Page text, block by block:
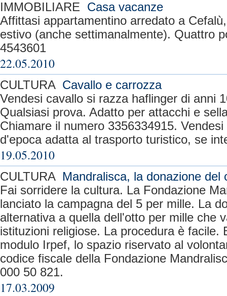
IMMOBILIARE Casa vacanze
Affittasi appartamentino arredato a
estivo (anche settimanalmente). Quattro
4543601
22.05.2010
CULTURA Cavallo e carrozza
Vendesi cavallo si razza haflinger di anni
Qualsiasi prova. Adatto per attacchi e
Chiamare il numero 3356334915.
d'epoca adatta al trasporto turistico, se
19.05.2010
CULTURA Mandralisca, la donazione del
Fai sorridere la cultura. La Fondazione
lanciato la campagna del 5 per mille. La
alternativa a quella dell'otto per mille che
istituzioni religiose. La procedura è facile.
modulo Irpef, lo spazio riservato al
codice fiscale della Fondazione
000 50 821.
17.03.2009